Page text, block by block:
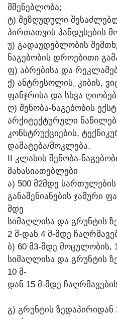
ᲛᲨᲔᲜᲔᲑᲚᲝᲑᲐ;
Ტ) ᲨᲔᲖᲦᲣᲓᲣᲚᲘ
ᲞᲘᲠᲗᲐᲗᲕᲘᲡ ᲞᲐᲜᲓᲣᲡᲔᲑᲘᲡ
Უ) ᲒᲐᲓᲐᲣᲓᲔᲑᲚᲝᲑᲘᲡ
ᲜᲐᲒᲔᲑᲝᲑᲘᲡ ᲓᲠᲝᲔᲑᲘᲗᲘ
Ფ) ᲐᲑᲠᲔᲑᲘᲡᲐ ᲓᲐ
Ქ) ᲐᲜᲢᲠᲔᲡᲝᲚᲘᲡ, ᲙᲘᲑᲘᲡ,
ᲤᲐᲜᲯᲠᲘᲡᲐ ᲓᲐ ᲡᲮᲕᲐ
Ღ) ᲨᲔᲜᲝᲑᲐ-ᲜᲐᲒᲔᲑᲝᲑᲘᲡ
ᲐᲠᲥᲘᲢᲔᲥᲢᲣᲠᲣᲚᲘ
ᲙᲝᲜᲡᲢᲠᲣᲥᲪᲘᲔᲑᲘᲡ,
ᲓᲐᲛᲐᲢᲔᲑᲐ/ᲛᲝᲙᲚᲔᲑᲐ.
II ᲙᲚᲐᲡᲘᲡ ᲨᲔᲜᲝᲑᲐ-
ᲛᲐᲮᲐᲡᲘᲐᲗᲔᲑᲚᲔᲑᲘ
Ა) 500 Მ2ᲛᲓᲔ ᲡᲐᲠᲗᲣᲚᲔᲑᲘᲡ
ᲒᲐᲜᲐᲨᲔᲜᲘᲐᲜᲔᲑᲘᲡ ᲯᲐᲛᲣᲠᲘ
ᲛᲓᲔ
ᲡᲘᲛᲐᲦᲚᲘᲡᲐ ᲓᲐ ᲒᲠᲣᲜᲢᲘᲡ
2 Მ-ᲓᲐᲜ 4 Მ-ᲛᲓᲔ
Ბ) 60 Მ3-ᲛᲓᲔ ᲛᲝᲪᲣᲚᲝᲑᲘᲡ,
ᲡᲘᲛᲐᲦᲚᲘᲡᲐ ᲓᲐ ᲒᲠᲣᲜᲢᲘᲡ
10 Მ-
ᲓᲐᲜ 15 Მ-ᲛᲓᲔ
Გ) ᲒᲠᲣᲜᲢᲘᲡ ᲖᲔᲓᲐᲞᲘᲠᲘᲓᲐᲜ